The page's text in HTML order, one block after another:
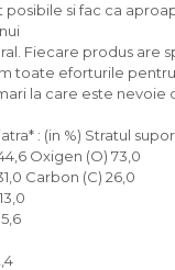
posibile si fac ca
Fiecare produs are
eforturile pentru
la care este nevoie
: (in %) Stratul
Oxigen (O) 73,0
Carbon (C) 26,0